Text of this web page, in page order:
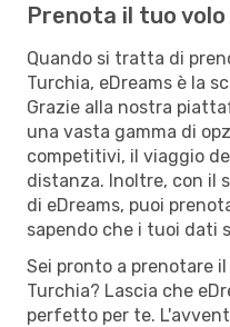
Prenota il tuo
Quando si tratta di
Turchia, eDreams è la
Grazie alla nostra
una vasta gamma di
competitivi, il viaggio
distanza. Inoltre, con il
di eDreams, puoi
sapendo che i tuoi dati
Sei pronto a prenotare
Turchia? Lascia che
perfetto per te.